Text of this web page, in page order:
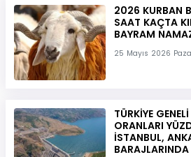
2026 KURBAN
SAAT KAÇTA
BAYRAM
25 Mayıs 2026
TÜRKİYE
ORANLARI
İSTANBUL,